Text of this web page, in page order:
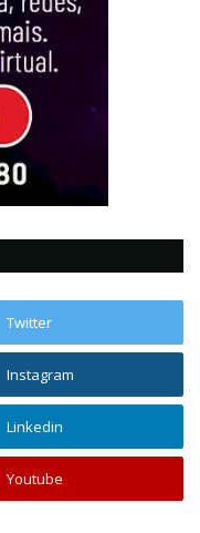
Twitter
Instagram
Linkedin
Youtube